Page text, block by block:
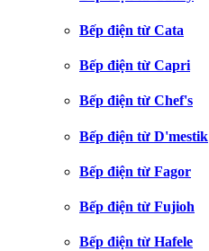
Bếp điện từ Cata
Bếp điện từ Capri
Bếp điện từ Chef's
Bếp điện từ D'mestik
Bếp điện từ Fagor
Bếp điện từ Fujioh
Bếp điện từ Hafele